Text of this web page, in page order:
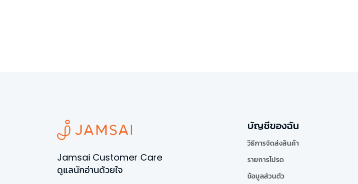
Jamsai Customer Care
ดูแลนักอ่านด้วยใจ
บัญชีของฉัน
วิธีการจัดส่งสินค้า
รายการโปรด
ข้อมูลส่วนตัว